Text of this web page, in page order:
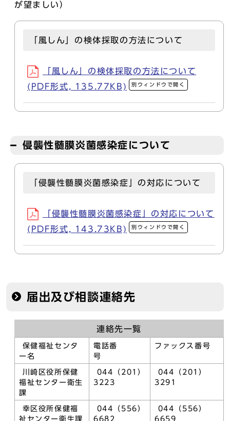
が望ましい）
「風しん」の検体採取の方法について
「風しん」の検体採取の方法について
(PDF形式, 135.77KB)
別ウィンドウで開く
侵襲性髄膜炎菌感染症について
「侵襲性髄膜炎菌感染症」の対応について
「侵襲性髄膜炎菌感染症」の対応について
(PDF形式, 143.73KB)
別ウィンドウで開く
届出及び相談連絡先
連絡先一覧
保健福祉センタ
ー名
電話番
号
ファックス番号
川崎区役所保健
福祉センター衛生
課
044（201）
3223
044（201）
3291
幸区役所保健福
祉センター衛生課
044（556）
6682
044（556）
6659